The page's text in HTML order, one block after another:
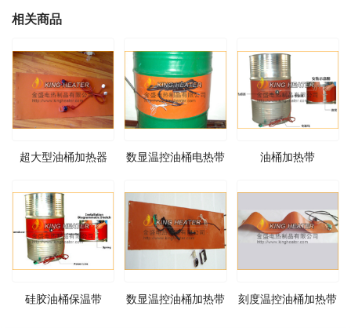
相关商品
超大型油桶加热器 数显温控油桶电热带 油桶加热带
硅胶油桶保温带 数显温控油桶加热带 刻度温控油桶加热带